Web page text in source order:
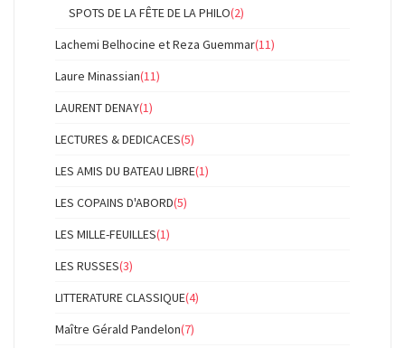
SPOTS DE LA FÊTE DE LA PHILO(2)
Lachemi Belhocine et Reza Guemmar(11)
Laure Minassian(11)
LAURENT DENAY(1)
LECTURES & DEDICACES(5)
LES AMIS DU BATEAU LIBRE(1)
LES COPAINS D'ABORD(5)
LES MILLE-FEUILLES(1)
LES RUSSES(3)
LITTERATURE CLASSIQUE(4)
Maître Gérald Pandelon(7)